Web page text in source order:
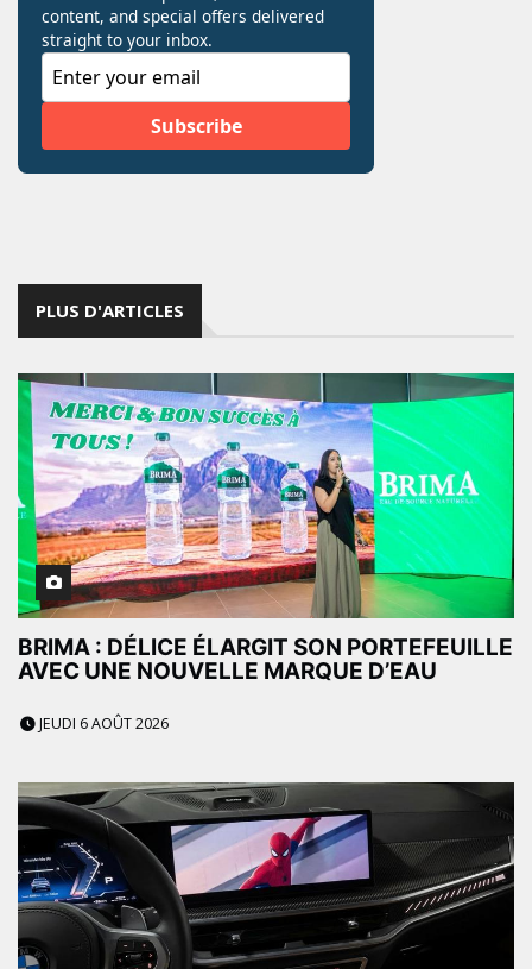
PLUS D'ARTICLES
BRIMA : DÉLICE ÉLARGIT SON PORTEFEUILLE
AVEC UNE NOUVELLE MARQUE D’EAU
JEUDI 6 AOÛT 2026